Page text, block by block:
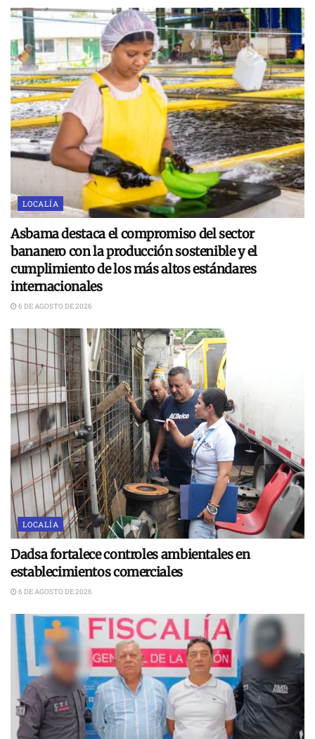
LOCALÍA
Asbama destaca el compromiso del sector
bananero con la producción sostenible y el
cumplimiento de los más altos estándares
internacionales
6 DE AGOSTO DE 2026
LOCALÍA
Dadsa fortalece controles ambientales en
establecimientos comerciales
6 DE AGOSTO DE 2026